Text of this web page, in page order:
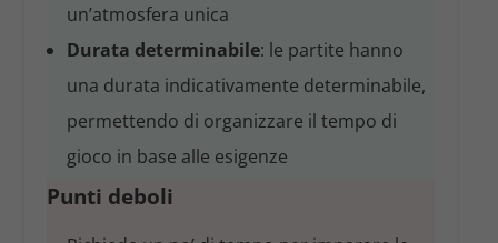
un’atmosfera unica
Durata determinabile: le partite hanno
una durata indicativamente determinabile,
permettendo di organizzare il tempo di
gioco in base alle esigenze
Punti deboli